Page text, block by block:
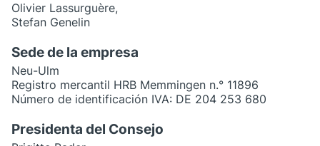
Olivier Lassurguère,
Stefan Genelin
Sede de la empresa
Neu-Ulm
Registro mercantil HRB Memmingen n.° 11896
Número de identificación IVA: DE 204 253 680
Presidenta del Consejo